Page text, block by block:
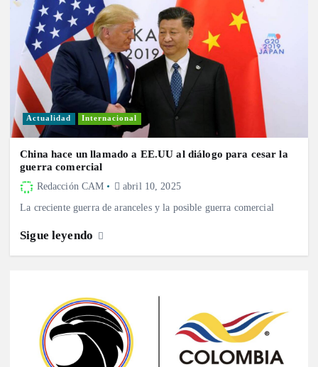
Actualidad Internacional
China hace un llamado a EE.UU al diálogo para cesar la
guerra comercial
Redacción CAM abril 10, 2025
La creciente guerra de aranceles y la posible guerra comercial
Sigue leyendo